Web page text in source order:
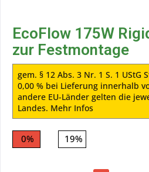
EcoFlow 175W
zur Festmontage
gem. § 12 Abs. 3 Nr. 1 S. 1 UStG
0,00 % bei Lieferung innerhalb
andere EU-Länder gelten die
Landes. Mehr Infos
0% 19%